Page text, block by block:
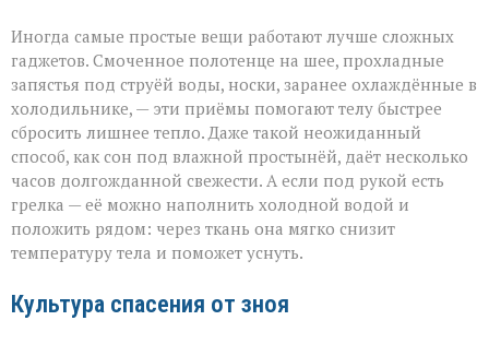
Иногда самые простые вещи работают лучше сложных
гаджетов. Смоченное полотенце на шее, прохладные
запястья под струёй воды, носки, заранее охлаждённые в
холодильнике, — эти приёмы помогают телу быстрее
сбросить лишнее тепло. Даже такой неожиданный
способ, как сон под влажной простынёй, даёт несколько
часов долгожданной свежести. А если под рукой есть
грелка — её можно наполнить холодной водой и
положить рядом: через ткань она мягко снизит
температуру тела и поможет уснуть.
Культура спасения от зноя